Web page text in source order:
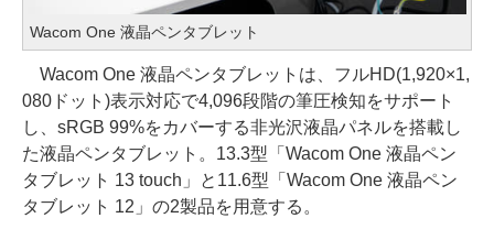
Wacom One 液晶ペンタブレット
Wacom One 液晶ペンタブレットは、フルHD(1,920×1,
080ドット)表示対応で4,096段階の筆圧検知をサポート
し、sRGB 99%をカバーする非光沢液晶パネルを搭載し
た液晶ペンタブレット。13.3型「Wacom One 液晶ペン
タブレット 13 touch」と11.6型「Wacom One 液晶ペン
タブレット 12」の2製品を用意する。